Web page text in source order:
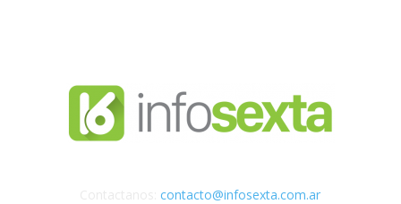
contacto@infosexta.com.ar